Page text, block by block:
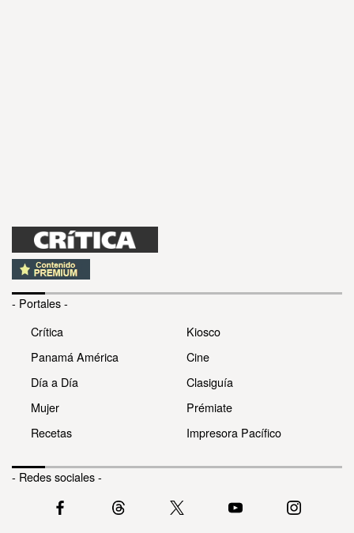
- Portales -
Crítica
Panamá América
Día a Día
Mujer
Recetas
Kiosco
Cine
Clasiguía
Prémiate
Impresora Pacífico
- Redes sociales -